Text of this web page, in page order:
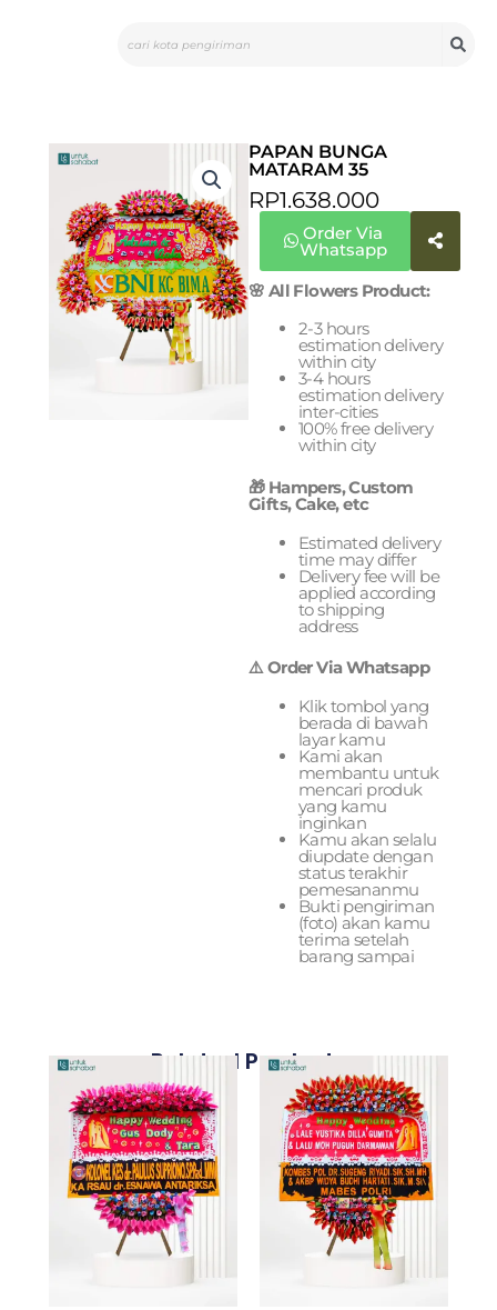
PAPAN BUNGA
MATARAM 35
RP1.638.000
Order Via
Whatsapp
🌸 All Flowers Product:
2-3 hours
estimation delivery
within city
3-4 hours
estimation delivery
inter-cities
100% free delivery
within city
🎁 Hampers, Custom
Gifts, Cake, etc
Estimated delivery
time may differ
Delivery fee will be
applied according
to shipping
address
⚠️ Order Via Whatsapp
Klik tombol yang
berada di bawah
layar kamu
Kami akan
membantu untuk
mencari produk
yang kamu
inginkan
Kamu akan selalu
diupdate dengan
status terakhir
pemesananmu
Bukti pengiriman
(foto) akan kamu
terima setelah
barang sampai
Related Products